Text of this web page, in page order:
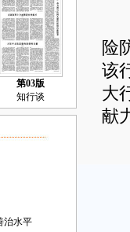
第03版
知行谈
治水平
险
该
大
献